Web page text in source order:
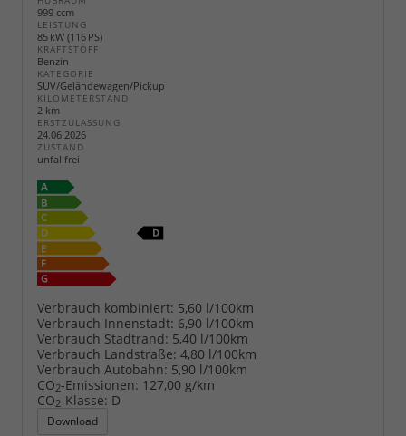
999 ccm
LEISTUNG
85 kW (116 PS)
KRAFTSTOFF
Benzin
KATEGORIE
SUV/Geländewagen/Pickup
KILOMETERSTAND
2 km
ERSTZULASSUNG
24.06.2026
ZUSTAND
unfallfrei
Verbrauch kombiniert: 5,60 l/100km
Verbrauch Innenstadt: 6,90 l/100km
Verbrauch Stadtrand: 5,40 l/100km
Verbrauch Landstraße: 4,80 l/100km
Verbrauch Autobahn: 5,90 l/100km
CO2-Emissionen: 127,00 g/km
CO2-Klasse: D
Download